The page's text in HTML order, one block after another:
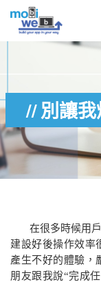
別讓
在很多時候用
建設好後操作效率
產生不好的體驗，
朋友跟我說“完成